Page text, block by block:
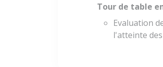
Tour de table
Evaluation
l'atteinte